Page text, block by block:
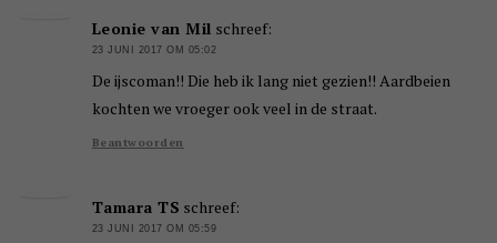
Leonie van Mil schreef:
23 JUNI 2017 OM 05:02
De ijscoman!! Die heb ik lang niet gezien!! Aardbeien
kochten we vroeger ook veel in de straat.
Beantwoorden
Tamara TS schreef:
23 JUNI 2017 OM 05:59